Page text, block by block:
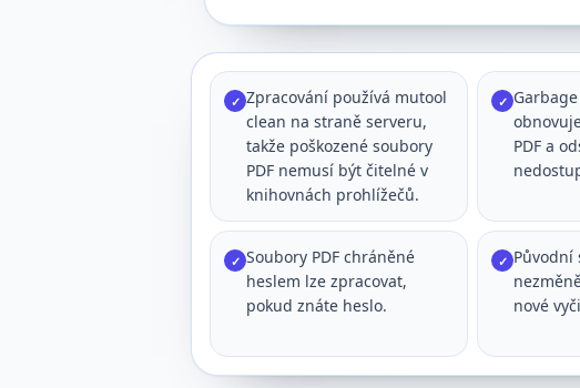
✓ Zpracování používá mutool
clean na straně serveru,
takže poškozené soubory
PDF nemusí být čitelné v
knihovnách prohlížečů.
✓
PDF a
✓ Soubory PDF chráněné
heslem lze zpracovat,
pokud znáte heslo.
✓ Původní
nové